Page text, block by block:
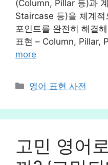
(Column, Pillar 등)과
Staircase 등)을 체계
포인트를 완전히 해결
표현 – Column, Pillar,
more
카
고
리
영어 표현 사전
고민 영어